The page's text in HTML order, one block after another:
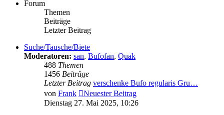
Forum
Themen
Beiträge
Letzter Beitrag
Suche/Tausche/Biete
Moderatoren: san, Bufofan, Quak
488 Themen
1456 Beiträge
Letzter Beitrag verschenke Bufo regularis Gru…
von Frank
Neuester Beitrag
Dienstag 27. Mai 2025, 10:26